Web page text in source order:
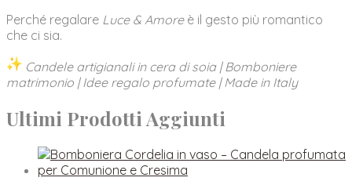
Perché regalare Luce & Amoreè il gesto più romantico
che ci sia.
Candele artigianali in cera di soia | Bomboniere
matrimonio | Idee regalo profumate | Made in Italy
Ultimi Prodotti Aggiunti